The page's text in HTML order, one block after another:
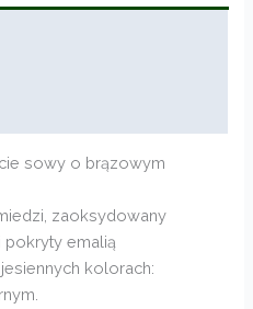
sowy o brązowym
zaoksydowany
pokryty emalią
kolorach: